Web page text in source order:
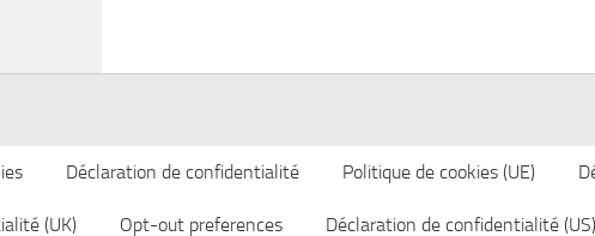
Déclaration de confidentialité Politique de cookies (UE)
(UK) Opt-out preferences Déclaration de confidentialité (US)